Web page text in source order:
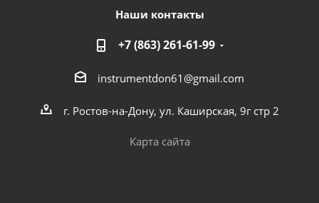
Наши контакты
+7 (863) 261-61-99
instrumentdon61@gmail.com
г. Ростов-на-Дону, ул. Каширская, 9г стр 2
Карта сайта